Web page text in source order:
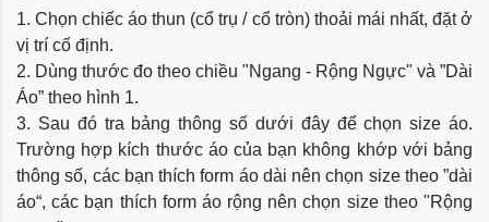
1. Chọn chiếc áo thun (cổ trụ / cổ tròn) thoải mái nhất, đặt ở
vị trí cố định.
2. Dùng thước đo theo chiều "Ngang - Rộng Ngực" và ”Dài
Áo” theo hình 1.
3. Sau đó tra bảng thông số dưới đây để chọn size áo.
Trường hợp kích thước áo của bạn không khớp với bảng
thông số, các bạn thích form áo dài nên chọn size theo ”dài
áo“, các bạn thích form áo rộng nên chọn size theo "Rộng